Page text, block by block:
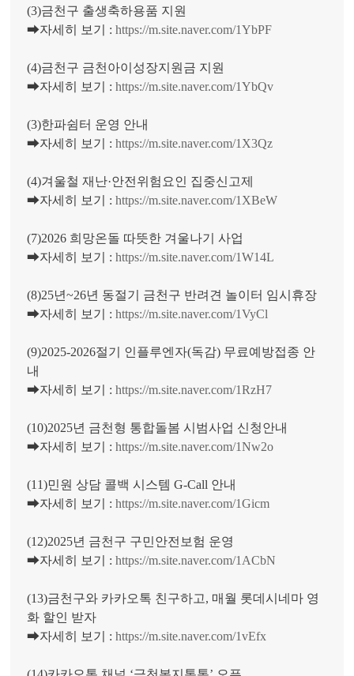
(3)금천구 출생축하용품 지원
➡자세히 보기 :https://m.site.naver.com/1YbPF
(4)금천구 금천아이성장지원금 지원
➡자세히 보기 :https://m.site.naver.com/1YbQv
(3)한파쉼터 운영 안내
➡자세히 보기 :https://m.site.naver.com/1X3Qz
(4)겨울철 재난·안전위험요인 집중신고제
➡자세히 보기 :https://m.site.naver.com/1XBeW
(7)2026 희망온돌 따뜻한 겨울나기 사업
➡자세히 보기 :https://m.site.naver.com/1W14L
(8)25년~26년 동절기 금천구 반려견 놀이터 임시휴장
➡자세히 보기 :https://m.site.naver.com/1VyCl
(9)2025-2026절기 인플루엔자(독감) 무료예방접종 안
내
➡자세히 보기 :https://m.site.naver.com/1RzH7
(10)2025년 금천형 통합돌봄 시범사업 신청안내
➡자세히 보기 :https://m.site.naver.com/1Nw2o
(11)민원 상담 콜백 시스템 G-Call 안내
➡자세히 보기 :https://m.site.naver.com/1Gicm
(12)2025년 금천구 구민안전보험 운영
➡자세히 보기 :https://m.site.naver.com/1ACbN
(13)금천구와 카카오톡 친구하고, 매월 롯데시네마 영
화 할인 받자
➡자세히 보기 :https://m.site.naver.com/1vEfx